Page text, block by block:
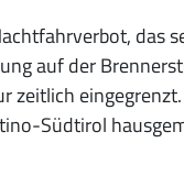
das
auf der
Südtirol